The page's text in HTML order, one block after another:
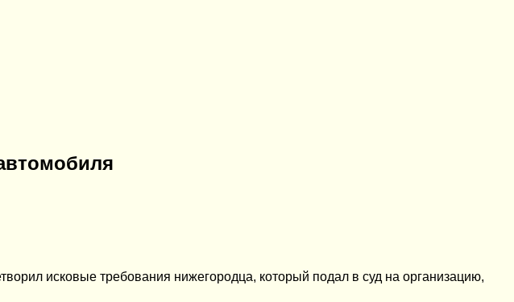
исковые требования нижегородца, который подал в суд на организацию,